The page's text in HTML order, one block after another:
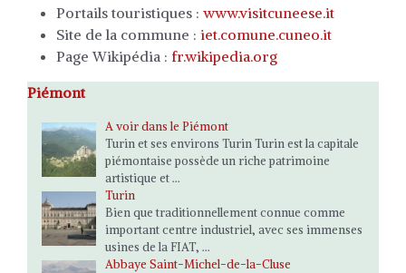
Portails touristiques : www.visitcuneese.it
Site de la commune : iet.comune.cuneo.it
Page Wikipédia : fr.wikipedia.org
Piémont
A voir dans le Piémont
Turin et ses environs Turin Turin est la capitale
piémontaise possède un riche patrimoine
artistique et ...
Turin
Bien que traditionnellement connue comme
important centre industriel, avec ses immenses
usines de la FIAT, ...
Abbaye Saint-Michel-de-la-Cluse